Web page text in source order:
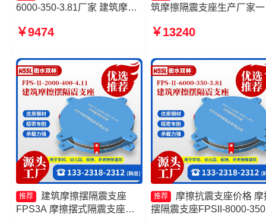
6000-350-3.81厂家 建筑摩擦
支座FPSII-5000-300-3.48源
2000-400-4.11厂家
￥9474
筑摩擦隔震支座生产厂家
摩擦式隔震支座源头工厂
￥13240
推荐
建筑摩擦摆隔震支座
FPS3A 摩擦摆式隔震支座生
推荐
摩擦抗震支座价格 摩
摆隔震支座FPSII-8000-